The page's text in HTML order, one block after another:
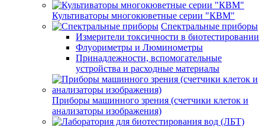
Культиваторы многокюветные серии "КВМ"
Спектральные приборы
Измерители токсичности в биотестировании
Флуориметры и Люминометры
Принадлежности, вспомогательные
устройства и расходные материалы
Приборы машинного зрения (счетчики клеток и
анализаторы изображения)